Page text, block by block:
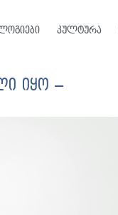
კულტურა
იყო –